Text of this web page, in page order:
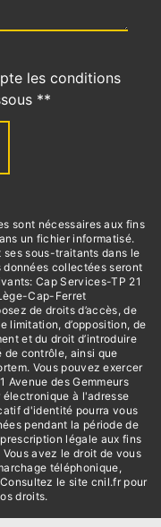
les conditions
**
sont nécessaires aux fins
un fichier informatisé.
ses sous-traitants dans le
données collectées seront
Cap Services-TP 21
Cap-Ferret
de droits d’accès, de
limitation, d’opposition, de
et du droit d’introduire
de contrôle, ainsi que
Vous pouvez exercer
Avenue des Gemmeurs
à l'adresse
d'identité pourra vous
pendant la période de
légale aux fins
avez le droit de vous
téléphonique,
le site cnil.fr pour
droits.